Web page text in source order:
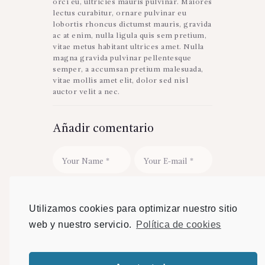
Utilizamos cookies para optimizar nuestro sitio
web y nuestro servicio.
Política de cookies
orci eu, ultricies mauris pulvinar. Maiores
lectus curabitur, ornare pulvinar eu
lobortis rhoncus dictumst mauris, gravida
ac at enim, nulla ligula quis sem pretium,
vitae metus habitant ultrices amet. Nulla
magna gravida pulvinar pellentesque
semper, a accumsan pretium malesuada,
vitae mollis amet elit, dolor sed nisl
auctor velit a nec.
Añadir comentario
la próxima vez que comente.